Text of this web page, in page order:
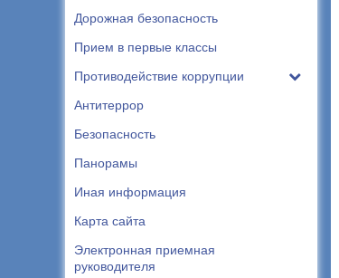
Дорожная безопасность
Прием в первые классы
Противодействие коррупции
Антитеррор
Безопасность
Панорамы
Иная информация
Карта сайта
Электронная приемная
руководителя